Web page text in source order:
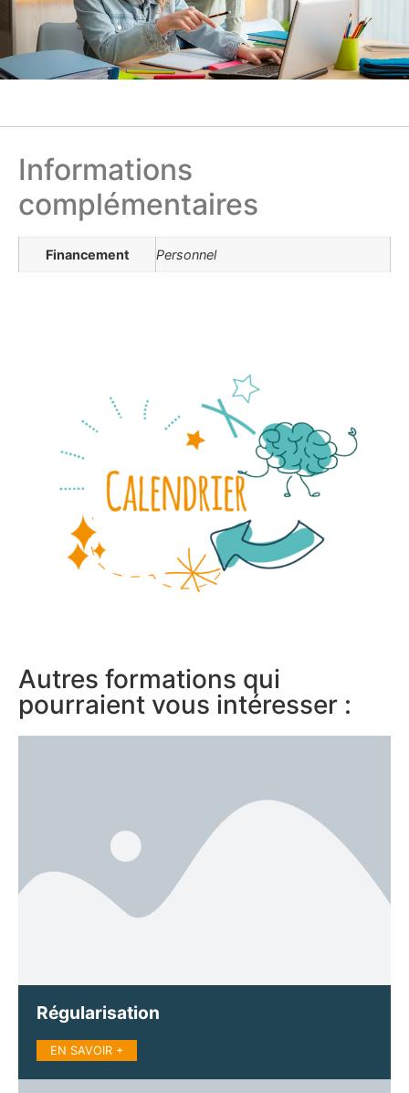
Informations
complémentaires
Financement Personnel
Autres formations qui
pourraient vous intéresser :
Régularisation
EN SAVOIR +